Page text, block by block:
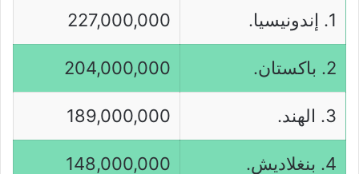
1. إندونيسيا. 227,000,000
2. باكستان. 204,000,000
3. الهند. 189,000,000
4. بنغلاديش. 148,000,000